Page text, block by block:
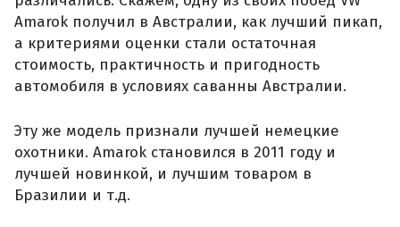
Amarok получил в Австралии, как лучший пикап,
а критериями оценки стали остаточная
стоимость, практичность и пригодность
автомобиля в условиях саванны Австралии.
Эту же модель признали лучшей немецкие
охотники. Amarok становился в 2011 году и
лучшей новинкой, и лучшим товаром в
Бразилии и т.д.